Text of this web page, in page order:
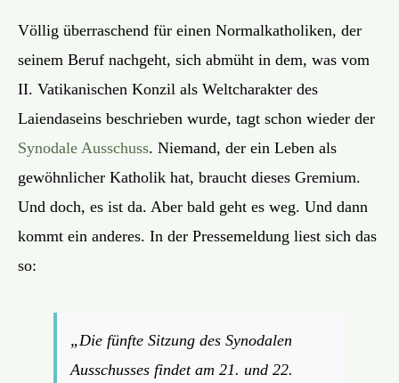
Völlig überraschend für einen Normalkatholiken, der
seinem Beruf nachgeht, sich abmüht in dem, was vom
II. Vatikanischen Konzil als Weltcharakter des
Laiendaseins beschrieben wurde, tagt schon wieder der
Synodale Ausschuss. Niemand, der ein Leben als
gewöhnlicher Katholik hat, braucht dieses Gremium.
Und doch, es ist da. Aber bald geht es weg. Und dann
kommt ein anderes. In der Pressemeldung liest sich das
so:
„Die fünfte Sitzung des Synodalen
Ausschusses findet am 21. und 22.